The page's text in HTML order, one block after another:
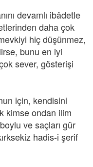
devamlı ibâdetle
daha çok
hiç düşünmez,
bunu en iyi
sever, gösterişi
için, kendisini
kimse ondan ilim
ve saçları gür
hadis-i şerif